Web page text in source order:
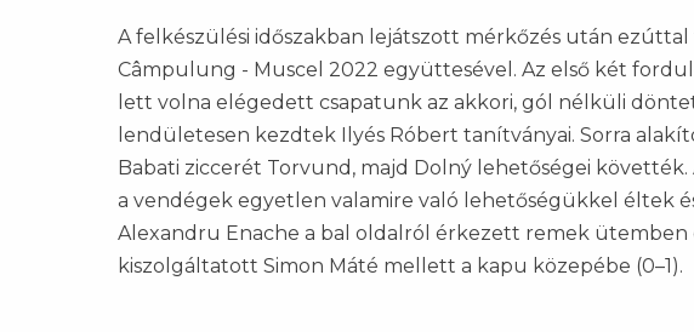
A felkészülési időszakban lejátszott mérkőzés után
Câmpulung - Muscel 2022 együttesével. Az első két
lett volna elégedett csapatunk az akkori, gól nélküli
lendületesen kezdtek Ilyés Róbert tanítványai. Sorra
Babati ziccerét Torvund, majd Dolný lehetőségei
a vendégek egyetlen valamire való lehetőségükkel éltek
Alexandru Enache a bal oldalról érkezett remek ütemben
kiszolgáltatott Simon Máté mellett a kapu közepébe (0–1).